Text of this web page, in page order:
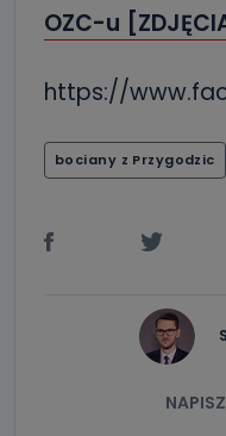
OZC-u
https://
bociany z Przygodzic